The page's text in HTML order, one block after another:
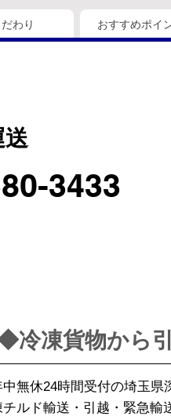
だわり おすすめポイ
3433
凍貨物から
中無休24時間受付の埼玉
ルド輸送・引越・緊急